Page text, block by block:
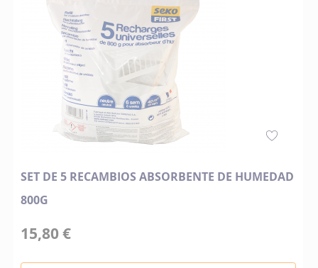
SET DE 5 RECAMBIOS ABSORBENTE DE HUMEDAD
800G
15,80 €